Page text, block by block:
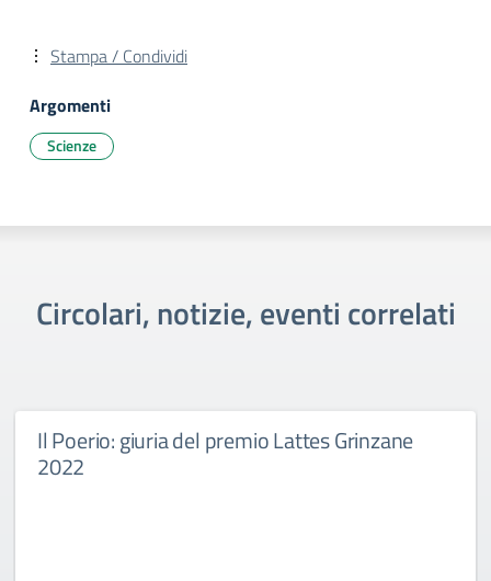
Stampa / Condividi
Argomenti
Scienze
Circolari, notizie, eventi correlati
Il Poerio: giuria del premio Lattes Grinzane
2022